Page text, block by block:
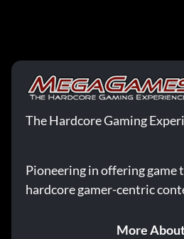
The Hardcore Gaming
Pioneering in offering game
hardcore gamer-centric
More